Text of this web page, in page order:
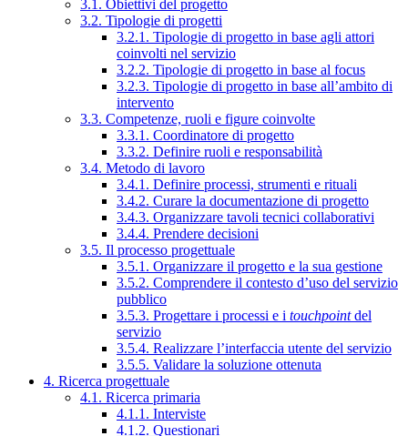
3.1. Obiettivi del progetto
3.2. Tipologie di progetti
3.2.1. Tipologie di progetto in base agli attori
coinvolti nel servizio
3.2.2. Tipologie di progetto in base al focus
3.2.3. Tipologie di progetto in base all’ambito di
intervento
3.3. Competenze, ruoli e figure coinvolte
3.3.1. Coordinatore di progetto
3.3.2. Definire ruoli e responsabilità
3.4. Metodo di lavoro
3.4.1. Definire processi, strumenti e rituali
3.4.2. Curare la documentazione di progetto
3.4.3. Organizzare tavoli tecnici collaborativi
3.4.4. Prendere decisioni
3.5. Il processo progettuale
3.5.1. Organizzare il progetto e la sua gestione
3.5.2. Comprendere il contesto d’uso del servizio
pubblico
3.5.3. Progettare i processi e i touchpointdel
servizio
3.5.4. Realizzare l’interfaccia utente del servizio
3.5.5. Validare la soluzione ottenuta
4. Ricerca progettuale
4.1. Ricerca primaria
4.1.1. Interviste
4.1.2. Questionari